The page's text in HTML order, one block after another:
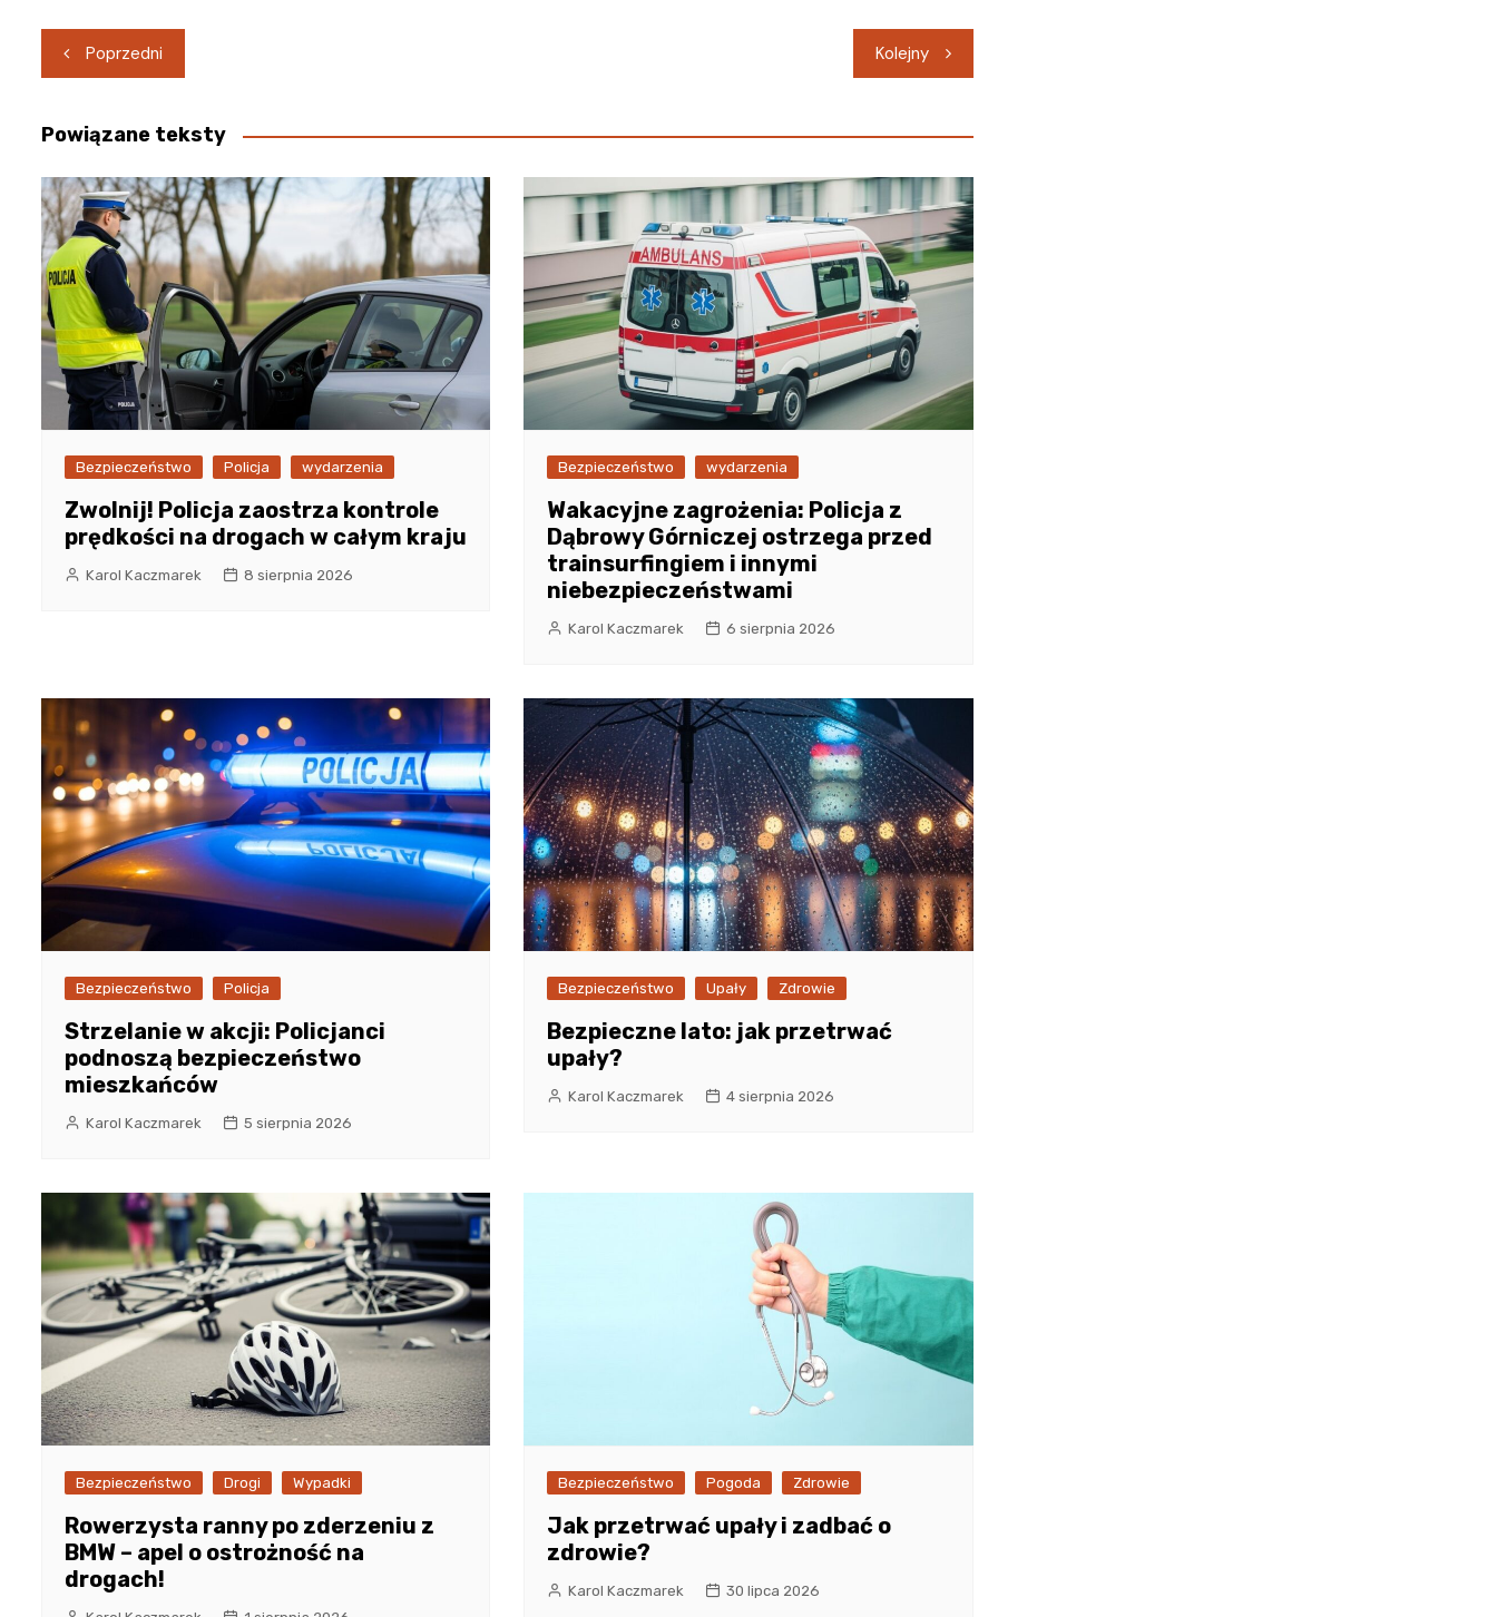
Nawigacja
wpisu
Poprzedni Kolejny
Powiązane teksty
Bezpieczeństwo Policja wydarzenia
Zwolnij! Policja zaostrza kontrole
prędkości na drogach w całym kraju
Karol Kaczmarek 8 sierpnia 2026
Bezpieczeństwo wydarzenia
Wakacyjne zagrożenia: Policja z
Dąbrowy Górniczej ostrzega przed
trainsurfingiem i innymi
niebezpieczeństwami
Karol Kaczmarek 6 sierpnia 2026
Bezpieczeństwo Policja
Strzelanie w akcji: Policjanci
podnoszą bezpieczeństwo
mieszkańców
Karol Kaczmarek 5 sierpnia 2026
Bezpieczeństwo Upały Zdrowie
Bezpieczne lato: jak przetrwać
upały?
Karol Kaczmarek 4 sierpnia 2026
Bezpieczeństwo Drogi Wypadki
Rowerzysta ranny po zderzeniu z
BMW – apel o ostrożność na
drogach!
Bezpieczeństwo Pogoda Zdrowie
Jak przetrwać upały i zadbać o
zdrowie?
Karol Kaczmarek 30 lipca 2026